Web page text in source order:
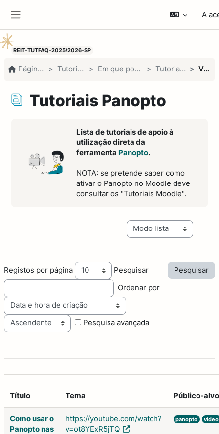
A
REIT-TUTFAQ-2025/2026-SP
Página principal Tutoriais e FAQs Em que podemos ajudar? Tutoriais Panopto Ver lista
Tutoriais Panopto
Lista de tutoriais de apoio à
utilização direta da
ferramenta Panopto.
NOTA: se pretende saber como
ativar o Panopto no Moodle deve
consultar os "Tutoriais Moodle".
Navegação terciária do
Registos por página
Pesquisar
Ordenar por
Pesquisa avançada
Título Tema Público-alvo
Como usar o
Panopto nas
https://youtube.com/watch?
v=ot8YExR5jTQ
panopto vídeo